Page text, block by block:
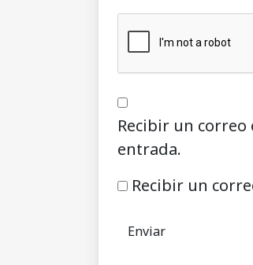
Recibir un
entrada.
Recibir un